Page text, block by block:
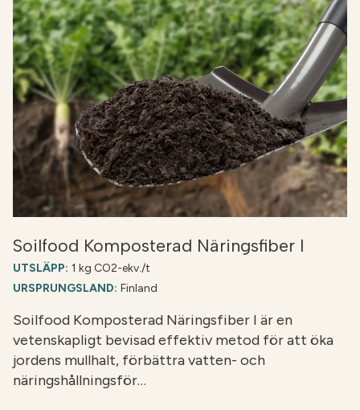
Soilfood Komposterad Näringsfiber I
UTSLÄPP: 1 kg CO2-ekv./t
URSPRUNGSLAND: Finland
Soilfood Komposterad Näringsfiber I är en
vetenskapligt bevisad effektiv metod för att öka
jordens mullhalt, förbättra vatten- och
näringshållningsför…